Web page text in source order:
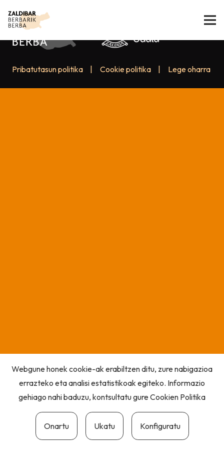
Pribatutasun politika Cookie politika Lege oharra
Webgune honek cookie-ak erabiltzen ditu, zure nabigazioa
errazteko eta analisi estatistikoak egiteko. Informazio
gehiago nahi baduzu, kontsultatu gureCookien Politika
Onartu Ukatu Konfiguratu